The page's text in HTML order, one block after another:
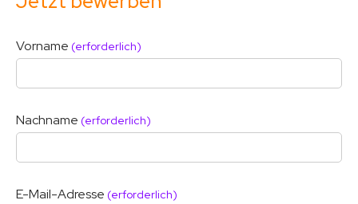
Vorname (erforderlich)
Nachname (erforderlich)
E-Mail-Adresse (erforderlich)